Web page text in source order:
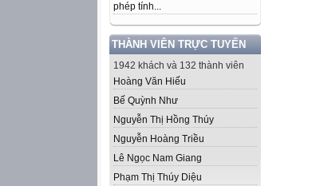
phép tính...
THÀNH VIÊN TRỰC TUYẾN
1942 khách và 132 thành viên
Hoàng Văn Hiếu
Bế Quỳnh Như
Nguyễn Thị Hồng Thúy
Nguyễn Hoàng Triều
Lê Ngọc Nam Giang
Phạm Thị Thúy Diệu